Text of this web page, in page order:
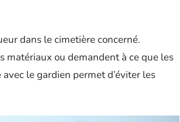
dans le cimetière concerné.
matériaux ou demandent à ce que les
le gardien permet d’éviter les